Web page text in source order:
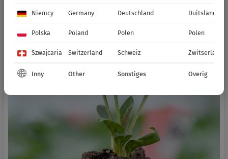
Niemcy Germany Deutschland Duitsland
Polska Poland Polen Polen
Szwajcaria Switzerland Schweiz Zwitserland
Inny Other Sonstiges Overig